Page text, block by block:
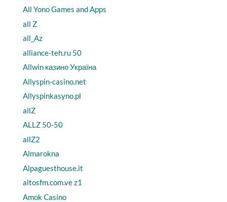
All Yono Games and Apps
all Z
all_Az
alliance-teh.ru 50
Allwin казино Україна
Allyspin-casino.net
Allyspinkasyno.pl
allZ
ALLZ 50-50
allZ2
Almarokna
Alpaguesthouse.it
altosfm.com.ve z1
Amok Casino